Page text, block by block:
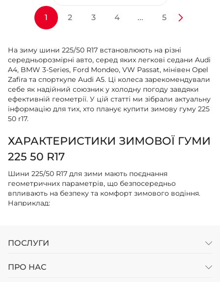
1 2 3 4 ... 5
На зиму шини 225/50 R17 встановлюють на різні
середньорозмірні авто, серед яких легкові седани Audi
A4, BMW 3-Series, Ford Mondeo, VW Passat, мінівен Opel
Zafira та спорткупе Audi A5. Ці колеса зарекомендували
себе як надійний союзник у холодну погоду завдяки
ефективній геометрії. У цій статті ми зібрали актуальну
інформацію для тих, хто планує купити зимову гуму 225
50 r17.
ХАРАКТЕРИСТИКИ ЗИМОВОЇ ГУМИ
225 50 R17
Шини 225/50 R17 для зими мають поєднання
геометричних параметрів, що безпосередньо
впливають на безпеку та комфорт зимового водіння.
Наприклад:
на зимових трасах. Хоча на сильному снігу або льоду
ПОСЛУГИ
ПРО НАС